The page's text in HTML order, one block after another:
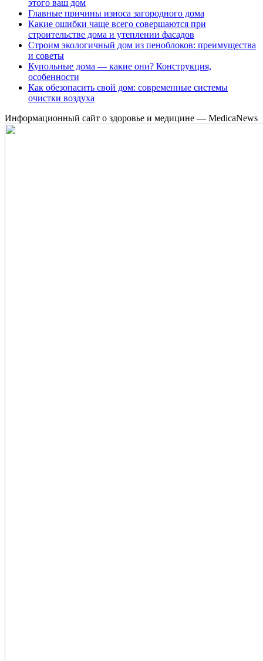
этого ваш дом
Главные причины износа загородного дома
Какие ошибки чаще всего совершаются при
строительстве дома и утеплении фасадов
Строим экологичный дом из пеноблоков: преимущества
и советы
Купольные дома — какие они? Конструкция,
особенности
Как обезопасить свой дом: современные системы
очистки воздуха
Информационный сайт о здоровье и медицине — MedicaNews